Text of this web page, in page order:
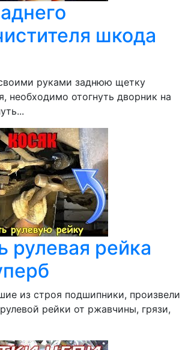
шкода
руками заднюю щетку
необходимо отогнуть дворник на
рулевая рейка
из строя подшипники, произвели
рейки от ржавчины, грязи,